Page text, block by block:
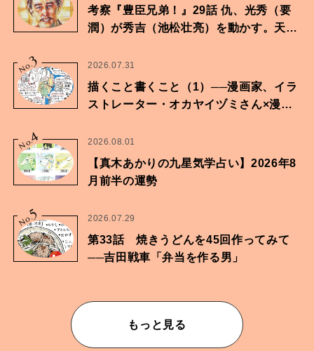
考察『豊臣兄弟！』29話 仇、光秀（要
潤）が秀吉（池松壮亮）を動かす。天下
No.
3 2026.07.31
描くこと書くこと（1）──漫画家、イラ
ストレーター・オカヤイヅミさん×漫画
No.
4 2026.08.01
【真木あかりの九星気学占い】2026年8
月前半の運勢
No.
5 2026.07.29
第33話 焼きうどんを45回作ってみて
──吉田戦車「弁当を作る男」
もっと見る